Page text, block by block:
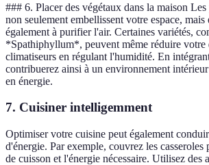
### 6. Placer des végétaux dans la maison
non seulement embellissent votre espace, mais
également à purifier l'air. Certaines variétés,
*Spathiphyllum*, peuvent même réduire votre
climatiseurs en régulant l'humidité. En
contribuerez ainsi à un environnement
en énergie.
7. Cuisiner intelligemment
Optimiser votre cuisine peut également
d'énergie. Par exemple, couvrez les casseroles
de cuisson et l'énergie nécessaire. Utilisez des